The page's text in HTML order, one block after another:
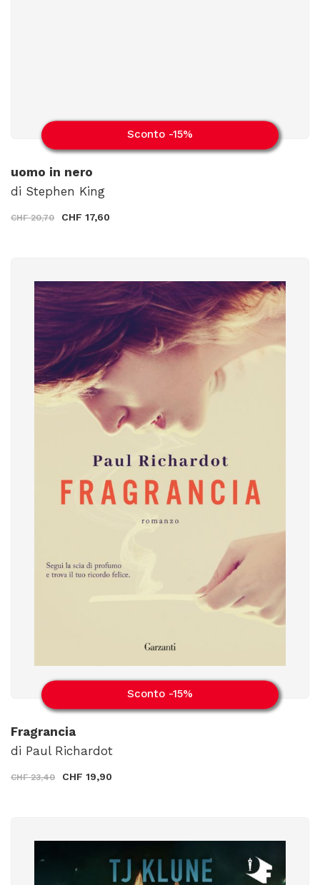
Sconto -15%
uomo in nero
di Stephen King
CHF 20,70 CHF 17,60
Sconto -15%
Fragrancia
di Paul Richardot
CHF 23,40 CHF 19,90